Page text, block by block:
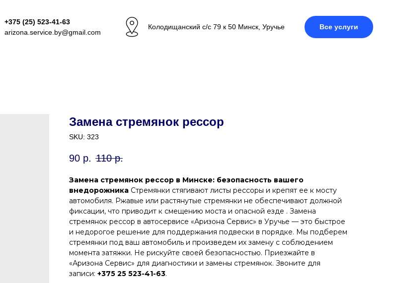
+375 (25) 523-41-63
arizona.service.by@gmail.com
Колодищанский с/с 79 к 50 Минск, Уручье Все услуги
Замена стремянок рессор
SKU: 323
90 р. 110 р.
Замена стремянок рессор в Минске: безопасность вашего
внедорожника Стремянки стягивают листы рессоры и крепят ее к мосту
автомобиля. Ржавые или растянутые стремянки не обеспечивают должной
фиксации, что приводит к смещению моста и опасной езде . Замена
стремянок рессор в автосервисе «Аризона Сервис» в Уручье — это быстрое
и недорогое решение для поддержания подвески в порядке. Мы подберем
стремянки под ваш автомобиль и произведем их замену с соблюдением
момента затяжки. Не рискуйте своей безопасностью. Приезжайте в
«Аризона Сервис» для диагностики и замены стремянок. Звоните для
записи: +375 25 523-41-63.